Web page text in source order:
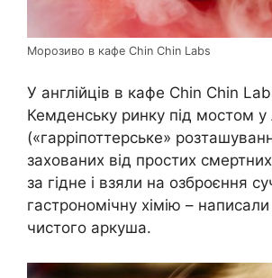
Морозиво в кафе Chin Chin Labs
У англійців в кафе Chin Chin
Кемденську ринку під мостом у
(«гарріпоттерське»
захованих від простих
за гідне і взяли на озброєння
гастрономічну хімію –
чистого аркуша.